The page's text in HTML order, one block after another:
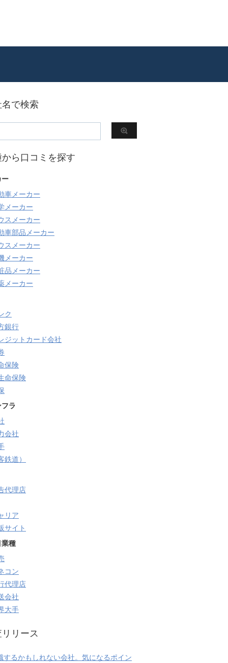
で検索
ら口コミを探す
ー
車メーカー
メーカー
スメーカー
車部品メーカー
スメーカー
メーカー
品メーカー
メーカー
ク
銀行
ジットカード会社
保険
命保険
ラ
会社
鉄道）
代理店
リア
サイト
業種
コン
代理店
会社
大手
リース
するかもしれない会社。気になるポイン